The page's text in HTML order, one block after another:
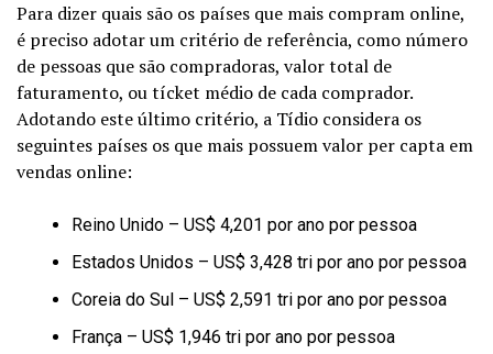
Para dizer quais são os países que mais compram online,
é preciso adotar um critério de referência, como número
de pessoas que são compradoras, valor total de
faturamento, ou tícket médio de cada comprador.
Adotando este último critério, a Tídio considera os
seguintes países os que mais possuem valor per capta em
vendas online:
Reino Unido – US$ 4,201 por ano por pessoa
Estados Unidos – US$ 3,428 tri por ano por pessoa
Coreia do Sul – US$ 2,591 tri por ano por pessoa
França – US$ 1,946 tri por ano por pessoa